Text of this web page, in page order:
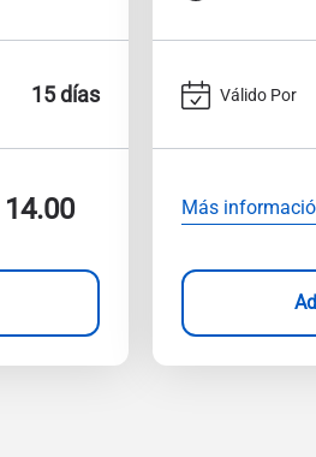
15 días Válido Por
Más